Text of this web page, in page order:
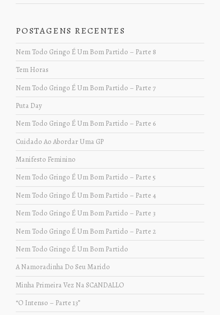
POSTAGENS RECENTES
Nem Todo Gringo É Um Bom Partido – Parte 8
Tem Horas
Nem Todo Gringo É Um Bom Partido – Parte 7
Puta Day
Nem Todo Gringo É Um Bom Partido – Parte 6
Cuidado Ao Abordar Uma GP
Manifesto Feminino
Nem Todo Gringo É Um Bom Partido – Parte 5
Nem Todo Gringo É Um Bom Partido – Parte 4
Nem Todo Gringo É Um Bom Partido – Parte 3
Nem Todo Gringo É Um Bom Partido – Parte 2
Nem Todo Gringo É Um Bom Partido
A Namoradinha Do Seu Marido
Minha Primeira Vez Na SCANDALLO
“O Intenso – Parte 13”